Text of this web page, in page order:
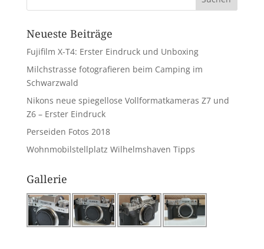
Neueste Beiträge
Fujifilm X-T4: Erster Eindruck und Unboxing
Milchstrasse fotografieren beim Camping im
Schwarzwald
Nikons neue spiegellose Vollformatkameras Z7 und
Z6 – Erster Eindruck
Perseiden Fotos 2018
Wohnmobilstellplatz Wilhelmshaven Tipps
Gallerie